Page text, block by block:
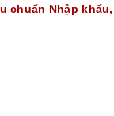
chuẩn Nhập